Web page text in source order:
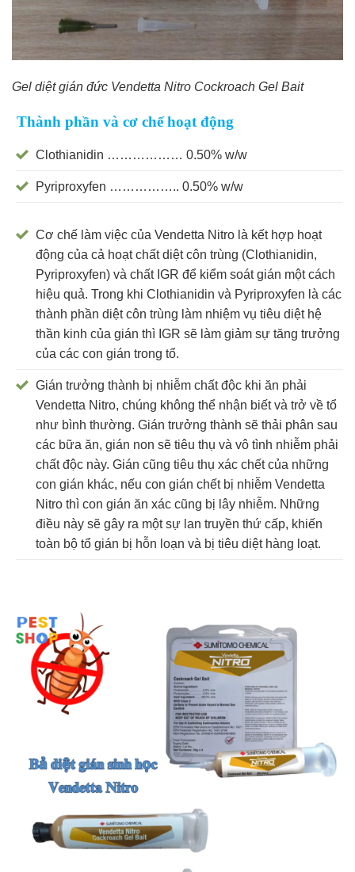
Gel diệt gián đức Vendetta Nitro Cockroach Gel Bait
Thành phần và cơ chế hoạt động
Clothianidin ……………… 0.50% w/w
Pyriproxyfen …………….. 0.50% w/w
Cơ chế làm việc của Vendetta Nitro là kết hợp hoạt
động của cả hoạt chất diệt côn trùng (Clothianidin,
Pyriproxyfen) và chất IGR để kiểm soát gián một cách
hiệu quả. Trong khi Clothianidin và Pyriproxyfen là các
thành phần diệt côn trùng làm nhiệm vụ tiêu diệt hệ
thần kinh của gián thì IGR sẽ làm giảm sự tăng trưởng
của các con gián trong tổ.
Gián trưởng thành bị nhiễm chất độc khi ăn phải
Vendetta Nitro, chúng không thể nhận biết và trở về tổ
như bình thường. Gián trưởng thành sẽ thải phân sau
các bữa ăn, gián non sẽ tiêu thụ và vô tình nhiễm phải
chất độc này. Gián cũng tiêu thụ xác chết của những
con gián khác, nếu con gián chết bị nhiễm Vendetta
Nitro thì con gián ăn xác cũng bị lây nhiễm. Những
điều này sẽ gây ra một sự lan truyền thứ cấp, khiến
toàn bộ tổ gián bị hỗn loạn và bị tiêu diệt hàng loạt.